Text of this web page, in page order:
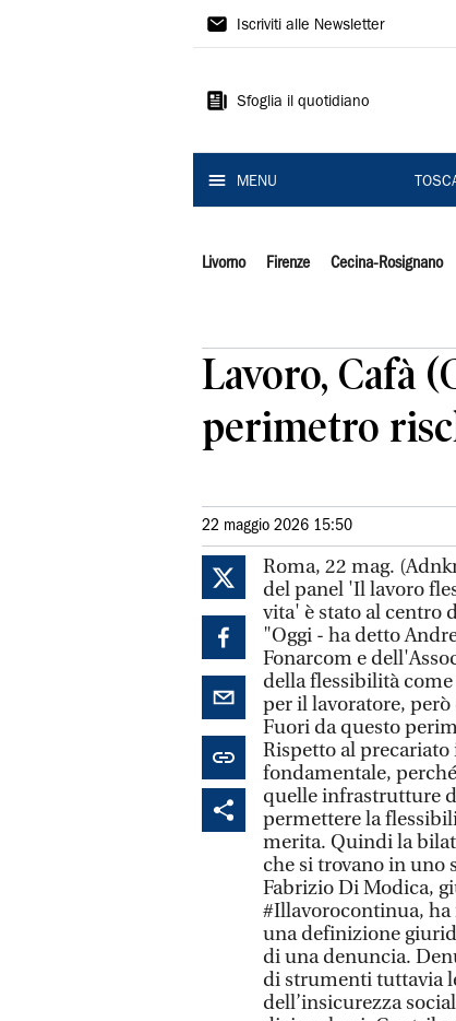
Il
Iscriviti alle Newsletter
Sfoglia il quotidiano
MENU
Livorno Firenze Cecina-Rosignano
Lavoro, Cafà
perimetro
22 maggio 2026 15:50
Roma, 22 mag.
del panel 'Il lavoro
vita' è stato al centro
"Oggi - ha detto
Fonarcom e
della flessibilità
per il lavoratore,
Fuori da questo
Rispetto al
fondamentale,
quelle infrastrutture
permettere la
merita. Quindi la
che si trovano in uno
Fabrizio Di Modica,
#Illavorocontinua,
una definizione
di una denuncia.
di strumenti tuttavia
dell’insicurezza